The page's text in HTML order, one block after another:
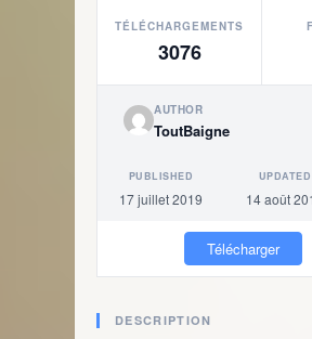
TÉLÉCHARGEMENTS
3076
AUTHOR
ToutBaigne
PUBLISHED
17 juillet 2019
UPDATED
14 août
Télécharger
DESCRIPTION